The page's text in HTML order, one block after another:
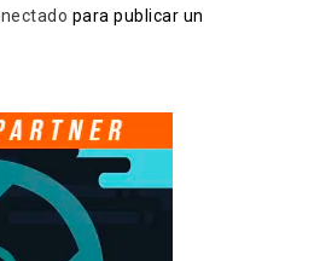
para publicar un